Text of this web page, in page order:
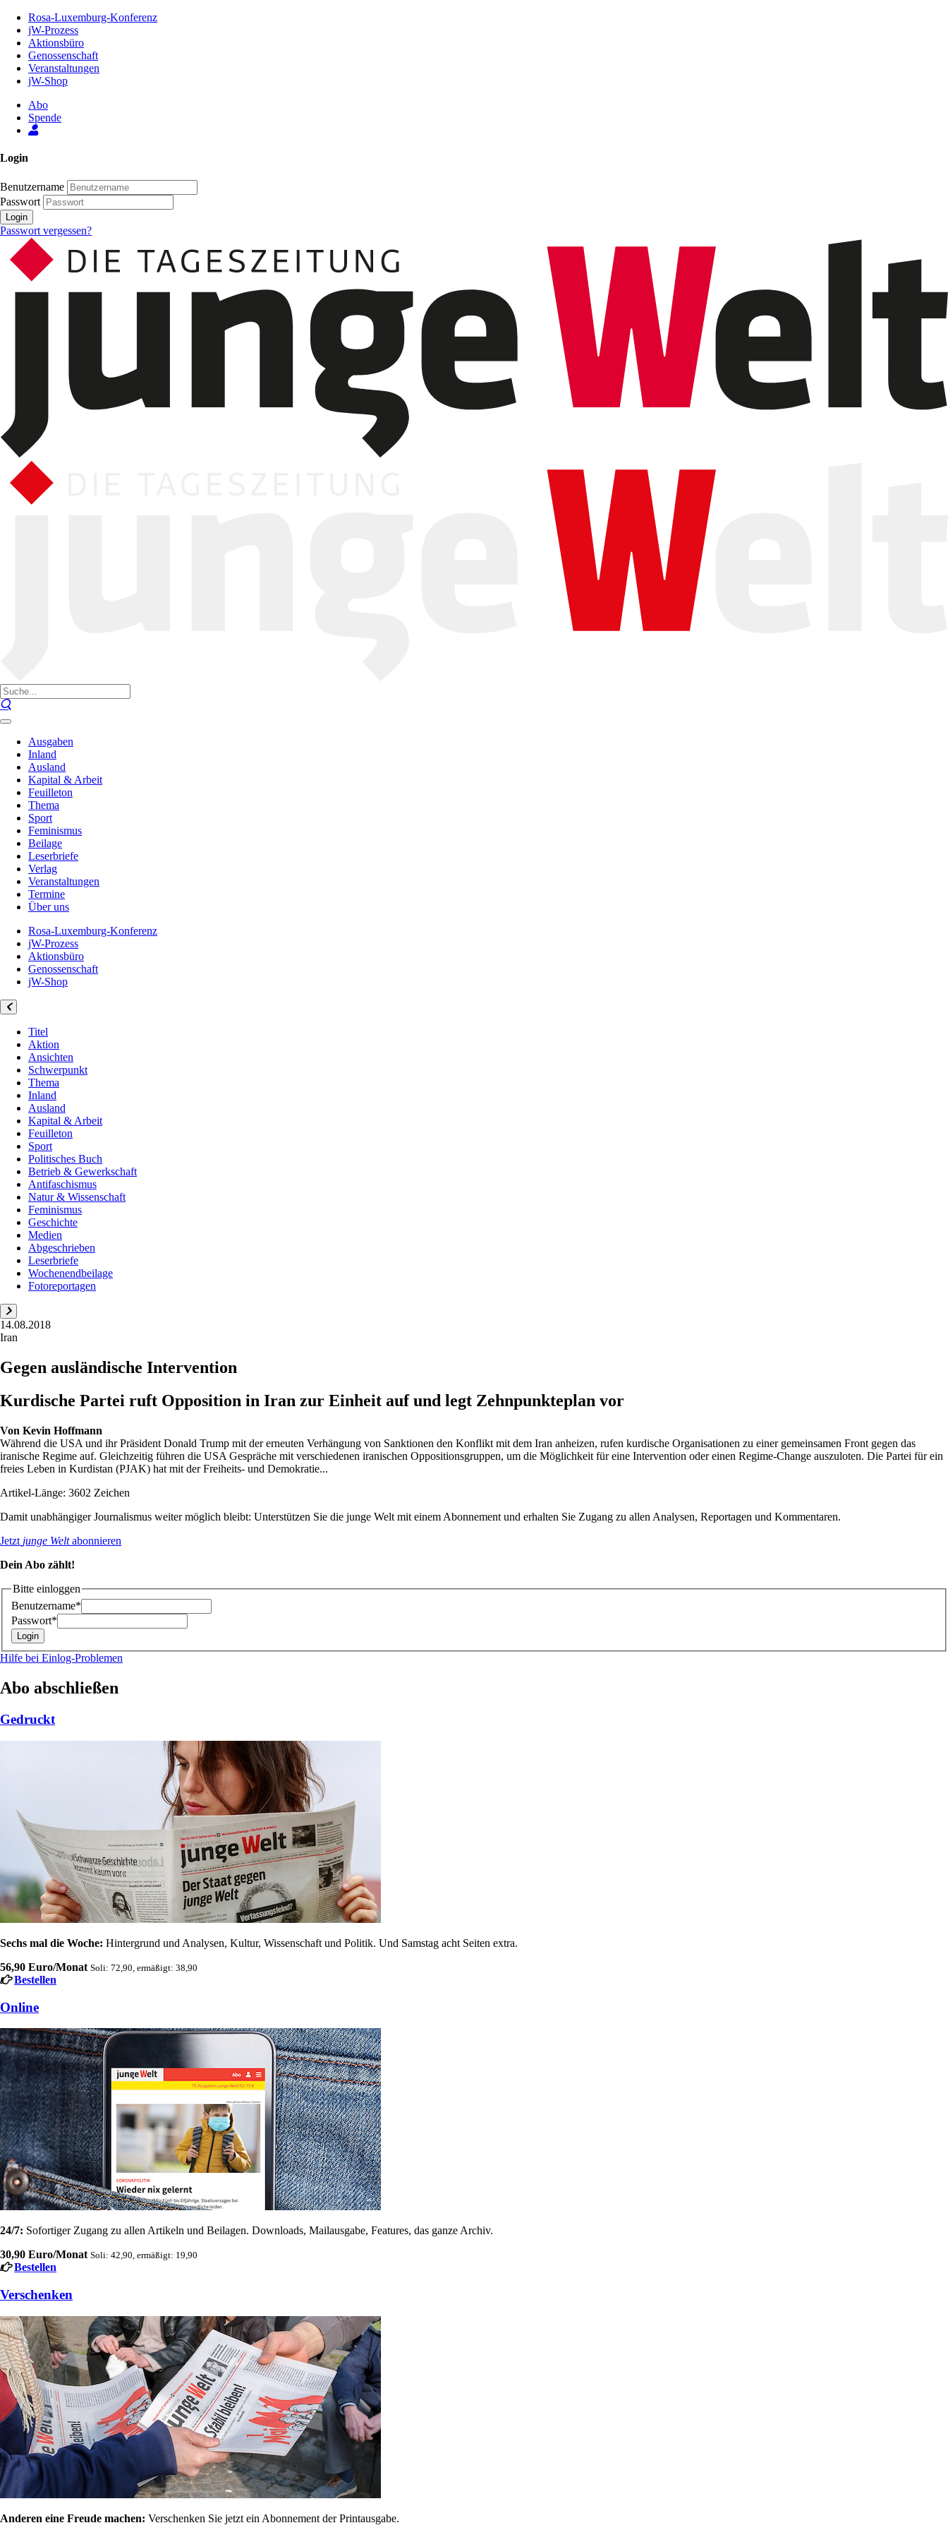
Inhalt
Seite
Rosa-Luxemburg-Konferenz
jW-Prozess
Aktionsbüro
Genossenschaft
Veranstaltungen
jW-Shop
Abo
Spende
Login
Benutzername
Passwort
Login
Passwort vergessen?
Ausgaben
Inland
Ausland
Kapital & Arbeit
Feuilleton
Thema
Sport
Feminismus
Beilage
Leserbriefe
Verlag
Veranstaltungen
Termine
Über uns
Rosa-Luxemburg-Konferenz
jW-Prozess
Aktionsbüro
Genossenschaft
jW-Shop
Titel
Aktion
Ansichten
Schwerpunkt
Thema
Inland
Ausland
Kapital & Arbeit
Feuilleton
Sport
Politisches Buch
Betrieb & Gewerkschaft
Antifaschismus
Natur & Wissenschaft
Feminismus
Geschichte
Medien
Abgeschrieben
Leserbriefe
Wochenendbeilage
Fotoreportagen
14.08.2018
Iran
Gegen ausländische Intervention
Kurdische Partei ruft Opposition in Iran zur Einheit auf und legt Zehnpunkteplan vor
Von Kevin Hoffmann
Während die USA und ihr Präsident Donald Trump mit der erneuten Verhängung von Sanktionen den Konflikt mit dem Iran anheizen, rufen kurdische Organisationen zu einer gemeinsamen Front gegen das
iranische Regime auf. Gleichzeitig führen die USA Gespräche mit verschiedenen iranischen Oppositionsgruppen, um die Möglichkeit für eine Intervention oder einen Regime-Change auszuloten. Die Partei für ein
freies Leben in Kurdistan (PJAK) hat mit der Freiheits- und Demokratie...
Artikel-Länge: 3602 Zeichen
Damit unabhängiger Journalismus weiter möglich bleibt: Unterstützen Sie die junge Welt mit einem Abonnement und erhalten Sie Zugang zu allen Analysen, Reportagen und Kommentaren.
Jetzt junge Weltabonnieren
Dein Abo zählt!
Bitte einloggen
Benutzername*
Passwort*
Hilfe bei Einlog-Problemen
Abo abschließen
Gedruckt
Sechs mal die Woche: Hintergrund und Analysen, Kultur, Wissenschaft und Politik. Und Samstag acht Seiten extra.
56,90 Euro/Monat Soli: 72,90, ermäßigt: 38,90
Bestellen
Online
24/7: Sofortiger Zugang zu allen Artikeln und Beilagen. Downloads, Mailausgabe, Features, das ganze Archiv.
30,90 Euro/Monat Soli: 42,90, ermäßigt: 19,90
Bestellen
Verschenken
Anderen eine Freude machen: Verschenken Sie jetzt ein Abonnement der Printausgabe.